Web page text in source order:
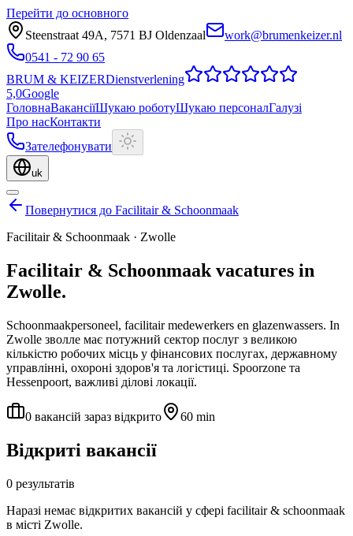
Перейти до основного
Steenstraat 49A, 7571 BJ Oldenzaal
work@brumenkeizer.nl
0541 - 72 90 65
BRUM & KEIZERDienstverlening
5,0Google
ГоловнаВакансіїШукаю роботуШукаю персоналГалузі
Про насКонтакти
Зателефонувати
uk
Повернутися до Facilitair & Schoonmaak
Facilitair & Schoonmaak · Zwolle
Facilitair & Schoonmaak vacatures in
Zwolle.
Schoonmaakpersoneel, facilitair medewerkers en glazenwassers. In
Zwolle зволле має потужний сектор послуг з великою
кількістю робочих місць у фінансових послугах, державному
управлінні, охороні здоров'я та логістиці. Spoorzone та
Hessenpoort, важливі ділові локації.
0 вакансій зараз відкрито 60 min
Відкриті вакансії
0 результатів
Наразі немає відкритих вакансій у сфері facilitair & schoonmaak
в місті Zwolle.